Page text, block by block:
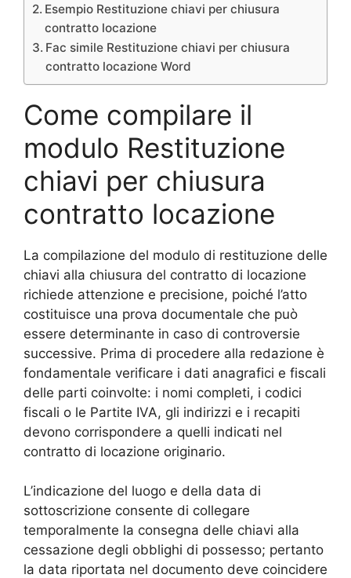
Esempio Restituzione chiavi per chiusura
contratto locazione​
Fac simile Restituzione chiavi per chiusura
contratto locazione​ Word
Come compilare il
modulo Restituzione
chiavi per chiusura
contratto locazione​
La compilazione del modulo di restituzione delle
chiavi alla chiusura del contratto di locazione
richiede attenzione e precisione, poiché l’atto
costituisce una prova documentale che può
essere determinante in caso di controversie
successive. Prima di procedere alla redazione è
fondamentale verificare i dati anagrafici e fiscali
delle parti coinvolte: i nomi completi, i codici
fiscali o le Partite IVA, gli indirizzi e i recapiti
devono corrispondere a quelli indicati nel
contratto di locazione originario.
L’indicazione del luogo e della data di
sottoscrizione consente di collegare
temporalmente la consegna delle chiavi alla
cessazione degli obblighi di possesso; pertanto
la data riportata nel documento deve coincidere